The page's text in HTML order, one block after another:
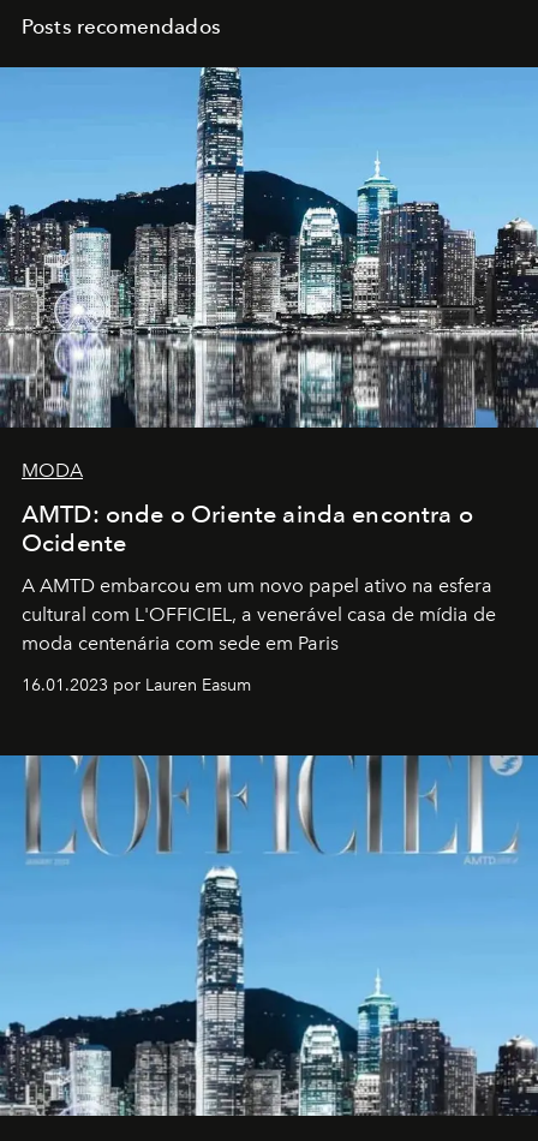
Posts recomendados
MODA
AMTD: onde o Oriente ainda encontra o
Ocidente
A AMTD embarcou em um novo papel ativo na esfera
cultural com L'OFFICIEL, a venerável casa de mídia de
moda centenária com sede em Paris
16.01.2023 por Lauren Easum